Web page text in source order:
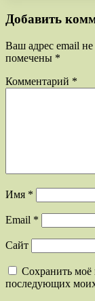
Добавить
Ваш адрес email не
помечены *
Комментарий *
Имя *
Email *
Сайт
Сохранить моё
последующих